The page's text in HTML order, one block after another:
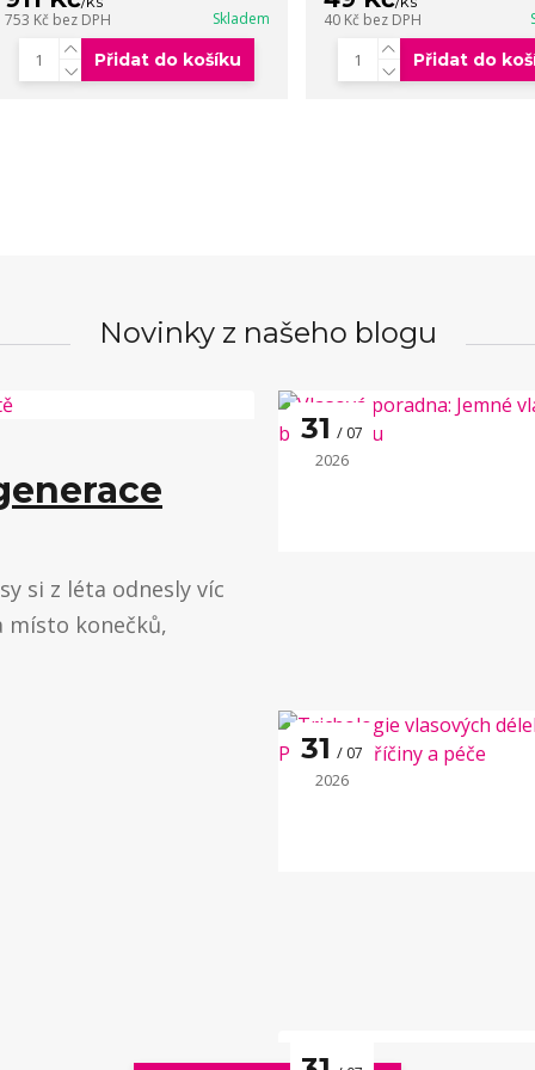
753 Kč bez DPH Skladem
Přidat do košíku
40 Kč bez DPH
Přidat do
Novinky z našeho blogu
si z léta odnesly víc
místo konečků,
31 07
2026
31 07
2026